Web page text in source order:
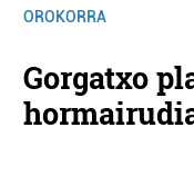
OROKORRA
Gorgatxo